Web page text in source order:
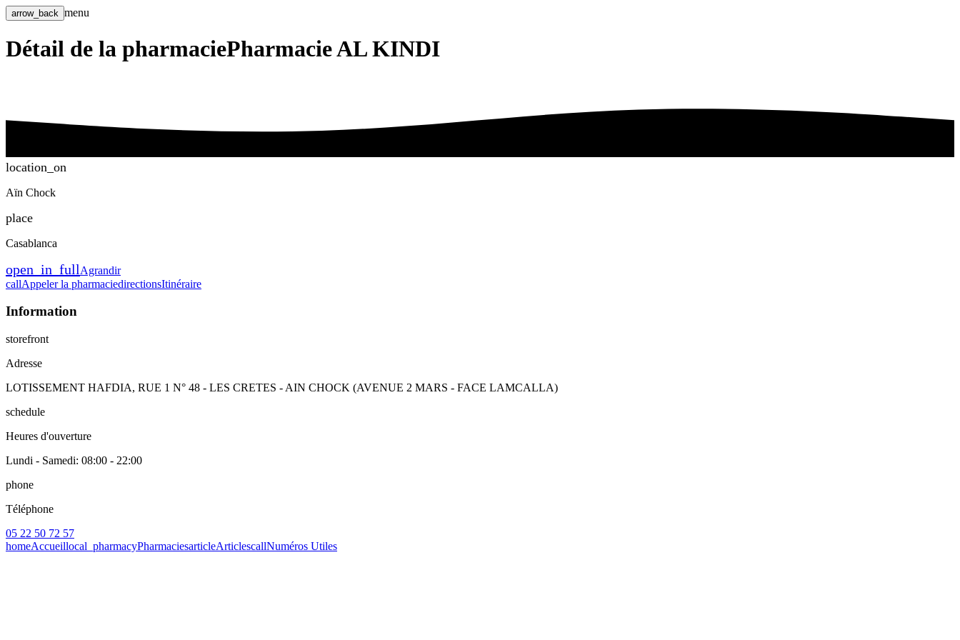
arrow_back menu
Détail de la pharmaciePharmacie AL KINDI
location_on
Aïn Chock
place
Casablanca
open_in_fullAgrandir
callAppeler la pharmaciedirectionsItinéraire
Information
storefront
Adresse
LOTISSEMENT HAFDIA, RUE 1 N° 48 - LES CRETES - AIN CHOCK (AVENUE 2 MARS - FACE LAMCALLA)
schedule
Heures d'ouverture
Lundi - Samedi: 08:00 - 22:00
phone
Téléphone
05 22 50 72 57
homeAccueillocal_pharmacyPharmaciesarticleArticlescallNuméros Utiles